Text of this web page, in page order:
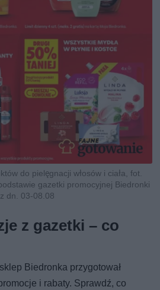
do pielęgnacji włosów i ciała, fot.
gazetki promocyjnej Biedronki
z dn. 03-08.08
z gazetki – co
Biedronka przygotował
i rabaty. Sprawdź, co